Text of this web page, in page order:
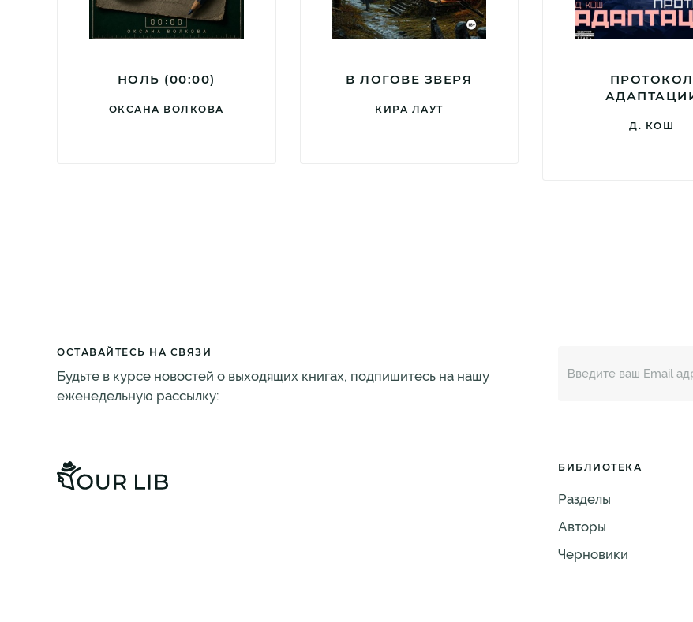
НОЛЬ (00:00)
ОКСАНА ВОЛКОВА
В ЛОГОВЕ ЗВЕРЯ
КИРА ЛАУТ
ПРОТОКОЛ
Д. КОШ
ОСТАВАЙТЕСЬ НА СВЯЗИ
Будьте в курсе новостей о выходящих книгах, подпишитесь на нашу
еженедельную рассылку:
БИБЛИОТЕКА
Разделы
Авторы
Черновики